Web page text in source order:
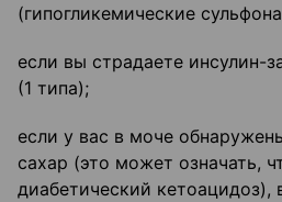
(гипогликемические
если вы страдаете инсулин-
(1 типа);
если у вас в моче
сахар (это может означать,
диабетический кетоацидоз),